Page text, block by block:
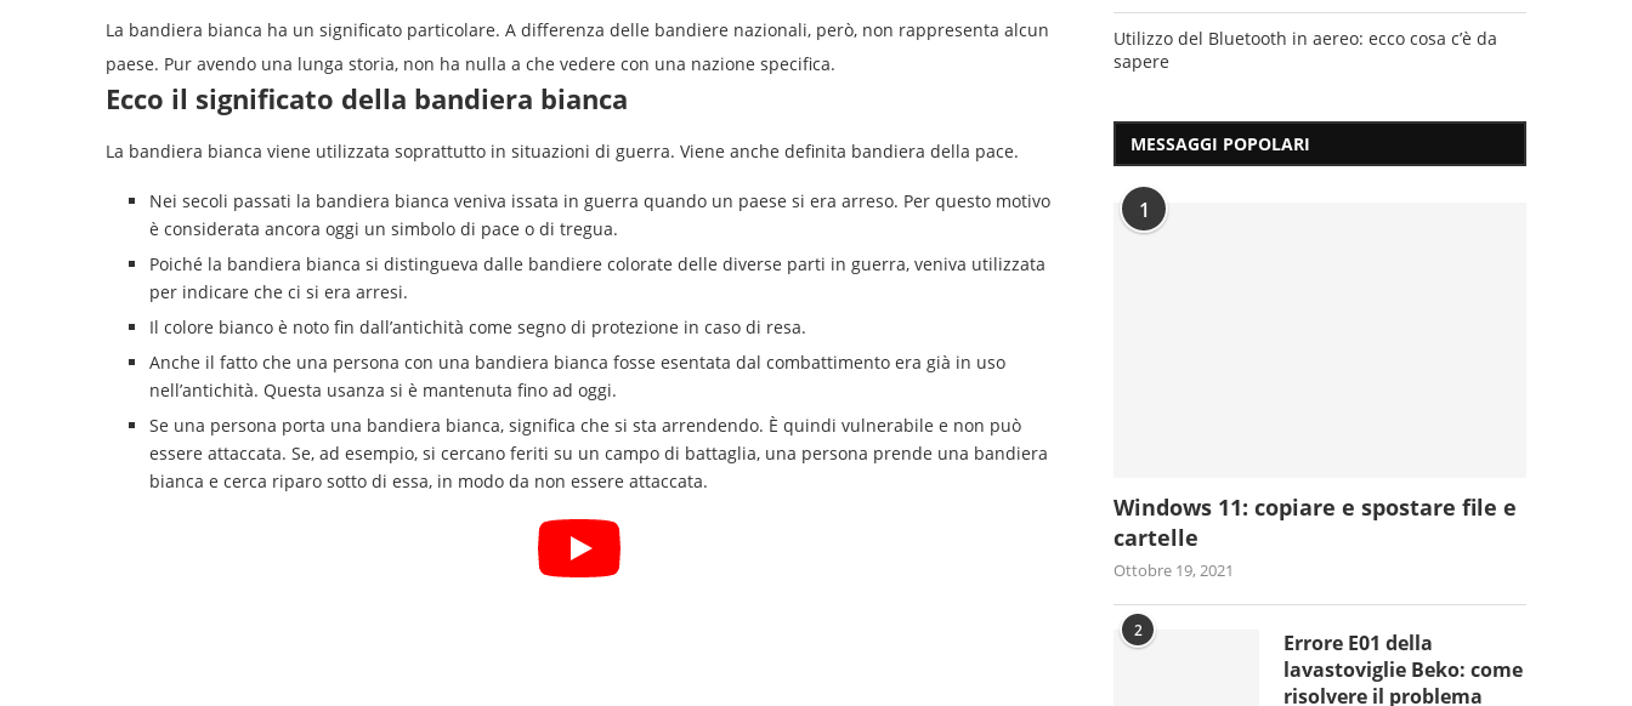
La bandiera bianca ha un significato particolare. A differenza delle bandiere nazionali, però, non rappresenta alcun
paese. Pur avendo una lunga storia, non ha nulla a che vedere con una nazione specifica.
Ecco il significato della bandiera bianca
La bandiera bianca viene utilizzata soprattutto in situazioni di guerra. Viene anche definita bandiera della pace.
Nei secoli passati la bandiera bianca veniva issata in guerra quando un paese si era arreso. Per questo motivo
è considerata ancora oggi un simbolo di pace o di tregua.
Poiché la bandiera bianca si distingueva dalle bandiere colorate delle diverse parti in guerra, veniva utilizzata
per indicare che ci si era arresi.
Il colore bianco è noto fin dall’antichità come segno di protezione in caso di resa.
Anche il fatto che una persona con una bandiera bianca fosse esentata dal combattimento era già in uso
nell’antichità. Questa usanza si è mantenuta fino ad oggi.
Se una persona porta una bandiera bianca, significa che si sta arrendendo. È quindi vulnerabile e non può
essere attaccata. Se, ad esempio, si cercano feriti su un campo di battaglia, una persona prende una bandiera
bianca e cerca riparo sotto di essa, in modo da non essere attaccata.
Utilizzo del Bluetooth in aereo: ecco cosa c’è da
sapere
MESSAGGI POPOLARI
1
Windows 11: copiare e spostare file e
cartelle
Ottobre 19, 2021
2
Errore E01 della
lavastoviglie Beko: come
risolvere il problema